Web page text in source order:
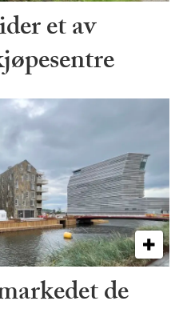
et av
de